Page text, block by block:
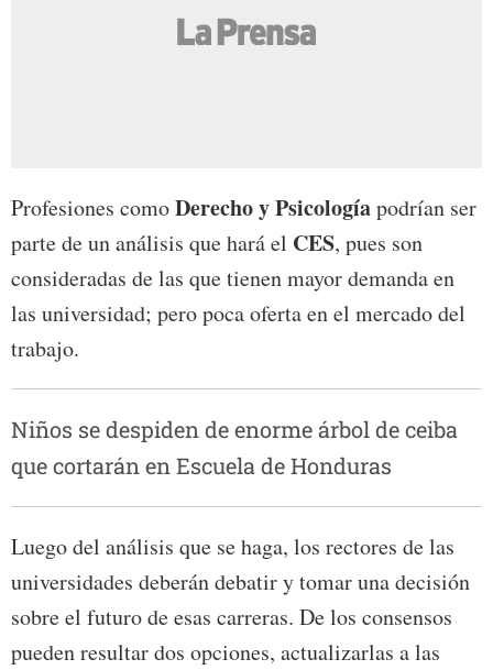
Profesiones comoDerecho y Psicologíapodrían ser
parte de un análisis que hará el CES, pues son
consideradas de las que tienen mayor demanda en
las universidad; pero poca oferta en el mercado del
trabajo.
Niños se despiden de enorme árbol de ceiba
que cortarán en Escuela de Honduras
Luego del análisis que se haga, los rectores de las
universidades deberán debatir y tomar una decisión
sobre el futuro de esas carreras. De los consensos
pueden resultar dos opciones, actualizarlas a las